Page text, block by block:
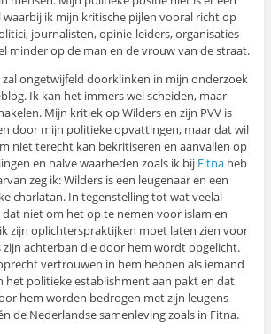
ik mijn kritische pijlen vooral richt op
journalisten, opinie-leiders, organisaties
minder op de man en de vrouw van de straat.
ongetwijfeld doorklinken in mijn onderzoek
Ik kan het immers wel scheiden, maar
Mijn kritiek op Wilders en zijn PVV is
door mijn politieke opvattingen, maar dat wil
niet terecht kan bekritiseren en aanvallen op
en halve waarheden zoals ik bij Fitnaheb
zeg ik: Wilders is een leugenaar en een
charlatan. In tegenstelling tot wat veelal
niet om het op te nemen voor islam en
zijn oplichterspraktijken moet laten zien voor
zijn achterban die door hem wordt opgelicht.
vertrouwen in hem hebben als iemand
het politieke establishment aan pakt en dat
hem worden bedrogen met zijn leugens
de Nederlandse samenleving zoals in Fitna.